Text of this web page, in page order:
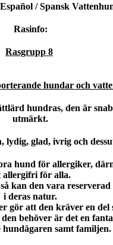
/ Spansk
Rasinfo:
Rasgrupp 8
hundar och
hundras, den är
utmärkt.
glad, ivrig och
hund för allergiker,
allergifri för alla.
kan den vara
i deras natur.
gör att den kräver en del
behöver är det en
hundägaren samt familjen.